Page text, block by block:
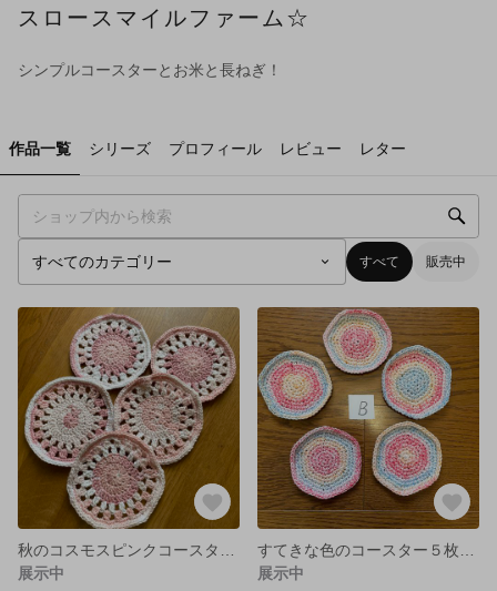
スロースマイルファーム☆
シンプルコースターとお米と長ねぎ！
作品一覧 シリーズ プロフィール レビュー レター
すべて 販売中
展示中
展示中